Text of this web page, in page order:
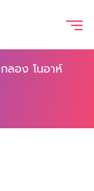
ลอง โนอาห์